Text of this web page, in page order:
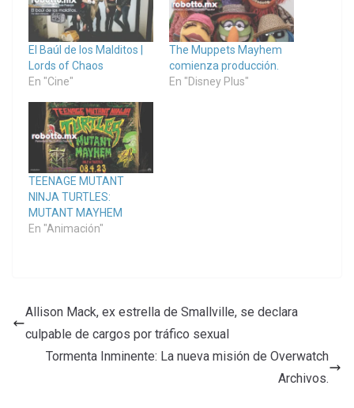
El Baúl de los Malditos |
Lords of Chaos
En "Cine"
The Muppets Mayhem
comienza producción.
En "Disney Plus"
TEENAGE MUTANT
NINJA TURTLES:
MUTANT MAYHEM
En "Animación"
Allison Mack, ex estrella de Smallville, se declara
culpable de cargos por tráfico sexual
Tormenta Inminente: La nueva misión de Overwatch
Archivos.